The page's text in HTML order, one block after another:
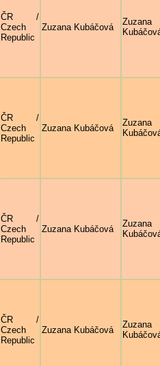
ČR /
Czech
Republic
Zuzana Kubáčová
Zuzana
ČR /
Czech
Republic
Zuzana Kubáčová
Zuzana
ČR /
Czech
Republic
Zuzana Kubáčová
Zuzana
ČR /
Czech
Republic
Zuzana Kubáčová
Zuzana